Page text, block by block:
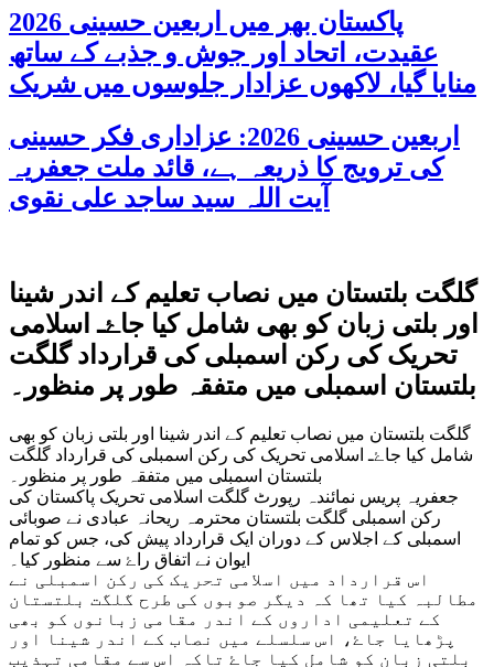
پاکستان بھر میں اربعین حسینی 2026
عقیدت، اتحاد اور جوش و جذبے کے ساتھ
منایا گیا، لاکھوں عزادار جلوسوں میں شریک
اربعین حسینی 2026: عزاداری فکر حسینی
کی ترویج کا ذریعہ ہے، قائد ملت جعفریہ
آیت اللہ سید ساجد علی نقوی
گلگت بلتستان میں نصاب تعلیم کے اندر شینا
اور بلتی زبان کو بھی شامل کیا جاۓـ اسلامی
تحریک کی رکن اسمبلی کی قرارداد گلگت
بلتستان اسمبلی میں متفقہ طور پر منظور۔
گلگت بلتستان میں نصاب تعلیم کے اندر شینا اور بلتی زبان کو بھی
شامل کیا جاۓـ اسلامی تحریک کی رکن اسمبلی کی قرارداد گلگت
بلتستان اسمبلی میں متفقہ طور پر منظور۔
جعفریہ پریس نمائندہ رپورٹ گلگت اسلامی تحریک پاکستان کی
رکن اسمبلی گلگت بلتستان محترمہ ریحانہ عبادی نے صوبائی
اسمبلی کے اجلاس کے دوران ایک قرارداد پیش کی، جس کو تمام
ایوان نے اتفاق راۓ سے منظور کیا۔
اس قرارداد میں اسلامی تحریک کی رکن اسمبلی نے
مطالبہ کیا تھا کہ دیگر صوبوں کی طرح گلگت بلتستان
کے تعلیمی اداروں کے اندر مقامی زبانوں کو بھی
پڑھایا جاۓ، اس سلسلے میں نصاب کے اندر شینا اور
بلتی زبان کو شامل کیا جاۓ تاکہ اس سے مقامی تہذیب